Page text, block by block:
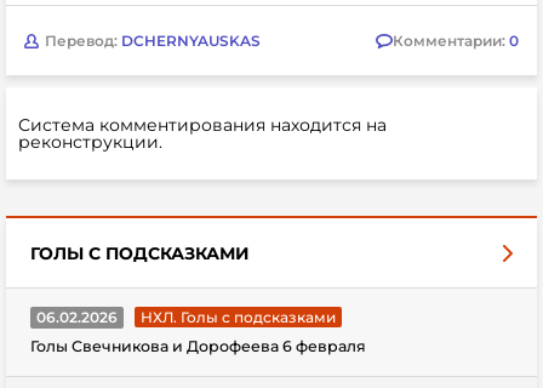
Перевод: DCHERNYAUSKAS Комментарии: 0
Система комментирования находится на
реконструкции.
ГОЛЫ С ПОДСКАЗКАМИ
06.02.2026
НХЛ. Голы с подсказками
Голы Свечникова и Дорофеева 6 февраля